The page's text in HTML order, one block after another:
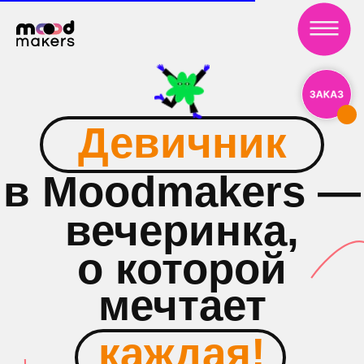
Девичник
в Moodmakers —
вечеринка,
о которой
мечтает
каждая!
Девичник в Moodmakers — это яркое
и незабываемое событие, которое
можно провести в самой стильной
обстановке, окружив себя
любимыми подругами, коктейлями